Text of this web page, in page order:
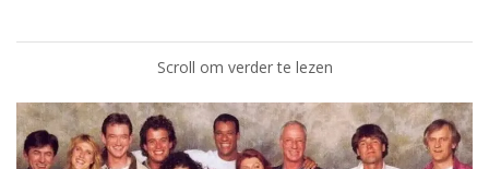
Scroll om verder te lezen